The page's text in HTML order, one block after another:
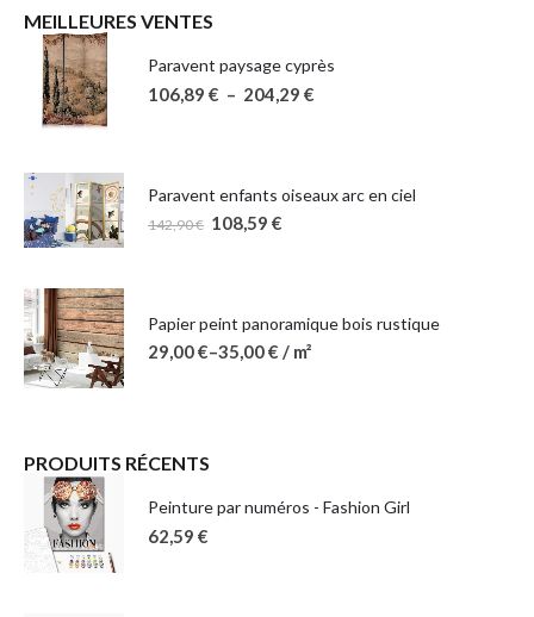
MEILLEURES VENTES
Paravent paysage cyprès
106,89 € – 204,29 €
Paravent enfants oiseaux arc en ciel
142,90€ 108,59 €
Papier peint panoramique bois rustique
29,00€–35,00€ / m²
PRODUITS RÉCENTS
Peinture par numéros - Fashion Girl
62,59 €